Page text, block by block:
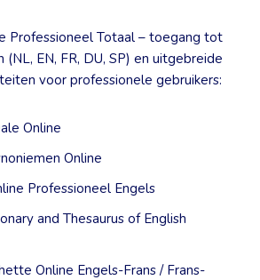
Professioneel Totaal – toegang tot
EN, FR, DU, SP) en uitgebreide
voor professionele gebruikers:
Online
Online
Professioneel Engels
and Thesaurus of English
Online Engels-Frans / Frans-